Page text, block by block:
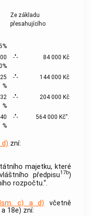
Ze základu
přesahujícího
-"- 84 000 Kč
%
-"- 144 000 Kč
%
-"- 204 000 Kč
%
-"- 564 000 Kč“.
d) zní:
majetku, které
předpisu17b)
rozpočtu.“.
c) a d) včetně
18e) zní: